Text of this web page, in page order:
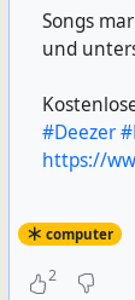
Songs
und
#Deezer
https://
computer
2